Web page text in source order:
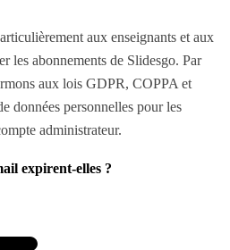
aux enseignants et aux
les abonnements de Slidesgo. Par
aux lois GDPR, COPPA et
données personnelles pour les
administrateur.
expirent-elles ?